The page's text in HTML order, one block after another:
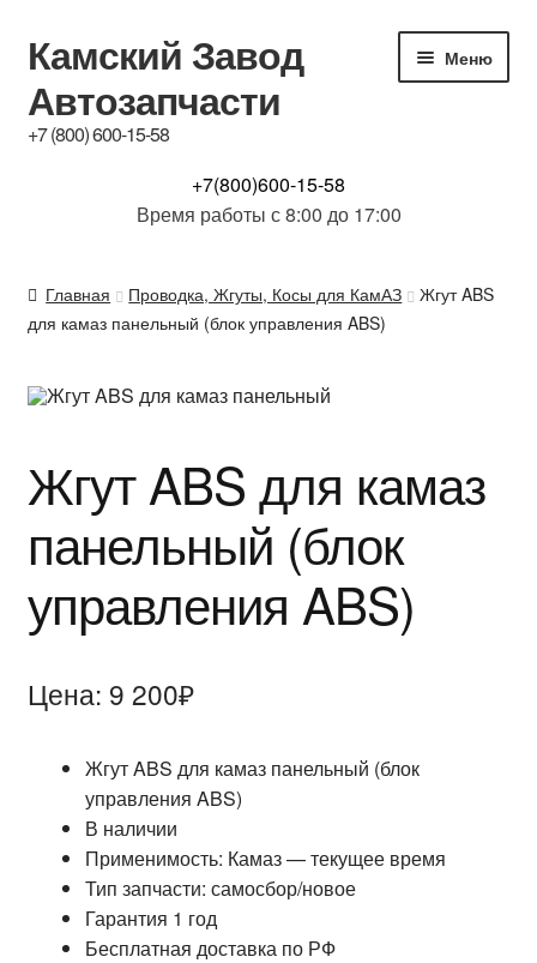
Перейти
к
навигации
Перейти
к
содержимому
Камский Завод
Автозапчасти
+7 (800) 600-15-58
Меню
Контакты
Отзывы
БЛОГ
+7(800)600-15-58
Время работы с 8:00 до 17:00
Главная Проводка, Жгуты, Косы для КамАЗ
Жгут ABS
для камаз панельный (блок управления ABS)
Жгут ABS для камаз
панельный (блок
управления ABS)
Цена: 9 200₽
Жгут ABS для камаз панельный (блок
управления ABS)
В наличии
Применимость: Камаз — текущее время
Тип запчасти: самосбор/новое
Гарантия 1 год
Бесплатная доставка по РФ